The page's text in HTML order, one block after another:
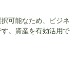
可能なため、ビジネ
。資産を有効活用で